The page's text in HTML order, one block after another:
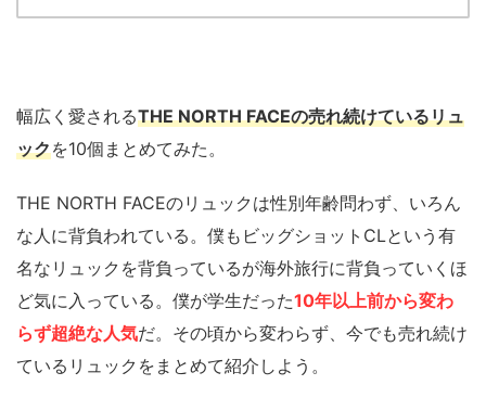
幅広く愛されるTHE NORTH FACEの売れ続けているリュ
ックを10個まとめてみた。
THE NORTH FACEのリュックは性別年齢問わず、いろん
な人に背負われている。僕もビッグショットCLという有
名なリュックを背負っているが海外旅行に背負っていくほ
ど気に入っている。僕が学生だった10年以上前から変わ
らず超絶な人気だ。その頃から変わらず、今でも売れ続け
ているリュックをまとめて紹介しよう。